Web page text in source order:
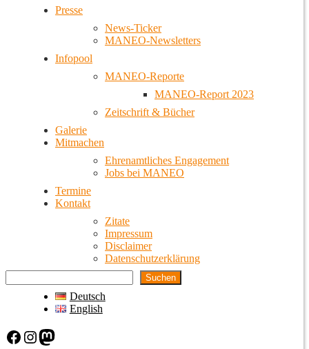
Presse
News-Ticker
MANEO-Newsletters
Infopool
MANEO-Reporte
MANEO-Report 2023
Zeitschrift & Bücher
Galerie
Mitmachen
Ehrenamtliches Engagement
Jobs bei MANEO
Termine
Kontakt
Zitate
Impressum
Disclaimer
Datenschutzerklärung
Suchen
Deutsch
English
Facebook Instagram Mastodon